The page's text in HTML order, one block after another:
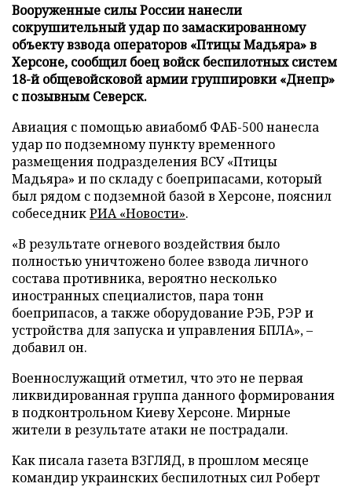
Вооруженные силы России нанесли
сокрушительный удар по замаскированному
объекту взвода операторов «Птицы Мадьяра» в
Херсоне, сообщил боец войск беспилотных систем
18-й общевойсковой армии группировки «Днепр»
с позывным Северск.
Авиация с помощью авиабомб ФАБ-500 нанесла
удар по подземному пункту временного
размещения подразделения ВСУ «Птицы
Мадьяра» и по складу с боеприпасами, который
был рядом с подземной базой в Херсоне, пояснил
собеседникРИА «Новости».
«В результате огневого воздействия было
полностью уничтожено более взвода личного
состава противника, вероятно несколько
иностранных специалистов, пара тонн
боеприпасов, а также оборудование РЭБ, РЭР и
устройства для запуска и управления БПЛА», –
добавил он.
Военнослужащий отметил, что это не первая
ликвидированная группа данного формирования
в подконтрольном Киеву Херсоне. Мирные
жители в результате атаки не пострадали.
Как писала газета ВЗГЛЯД, в прошлом месяце
командир украинских беспилотных сил Роберт